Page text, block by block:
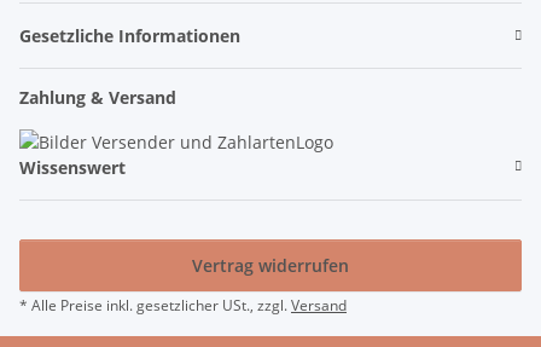
Gesetzliche Informationen
Zahlung & Versand
Wissenswert
Vertrag widerrufen
* Alle Preise inkl. gesetzlicher USt., zzgl.Versand